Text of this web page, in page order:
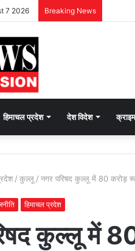
7 2026 Breaking News
हिमाचल प्रदेश देश विदेश क्राइम
/ कुल्लू / नगर परिषद कुल्लू में 80 करोड़
हिमाचल प्रदेश
कुल्लू में